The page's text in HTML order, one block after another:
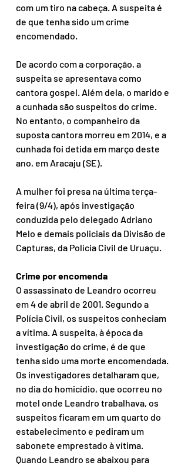
com um tiro na cabeça. A suspeita é
de que tenha sido um crime
encomendado.
De acordo com a corporação, a
suspeita se apresentava como
cantora gospel. Além dela, o marido e
a cunhada são suspeitos do crime.
No entanto, o companheiro da
suposta cantora morreu em 2014, e a
cunhada foi detida em março deste
ano, em Aracaju (SE).
A mulher foi presa na última terça-
feira (9/4), após investigação
conduzida pelo delegado Adriano
Melo e demais policiais da Divisão de
Capturas, da Polícia Civil de Uruaçu.
Crime por encomenda
O assassinato de Leandro ocorreu
em 4 de abril de 2001. Segundo a
Polícia Civil, os suspeitos conheciam
a vítima. A suspeita, à época da
investigação do crime, é de que
tenha sido uma morte encomendada.
Os investigadores detalharam que,
no dia do homicídio, que ocorreu no
motel onde Leandro trabalhava, os
suspeitos ficaram em um quarto do
estabelecimento e pediram um
sabonete emprestado à vítima.
Quando Leandro se abaixou para